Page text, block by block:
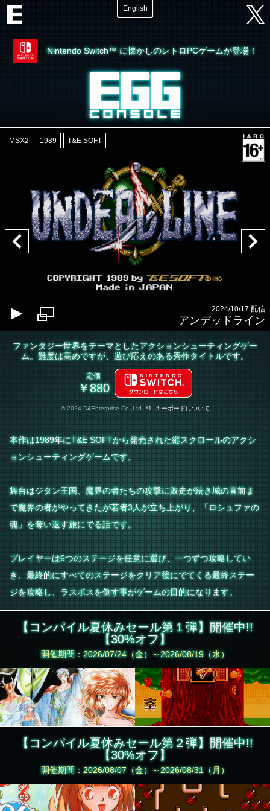
English
Nintendo Switch™ に懐かしのレトロPCゲームが登場！
MSX2 1989 T&E SOFT
2024/10/17 配信
アンデッドライン
ファンタジー世界をテーマとしたアクションシューティングゲー
ム。難度は高めですが、遊び応えのある秀作タイトルです。
定価
￥880
© 2024 D4Enterprise Co.,Ltd. *1. キーボードについて
本作は1989年にT&E SOFTから発売された縦スクロールのアクシ
ョンシューティングゲームです。
舞台はジタン王国、魔界の者たちの攻撃に敗走が続き城の直前ま
で魔界の者がやってきたが若者3人が立ち上がり、「ロシュファの
魂」を奪い返す旅にでる話です。
プレイヤーは6つのステージを任意に選び、一つずつ攻略してい
き、最終的にすべてのステージをクリア後にでてくる最終ステー
ジを攻略し、ラスボスを倒す事がゲームの目的になります。
【コンパイル夏休みセール第１弾】開催中!!
【30%オフ】
開催期間：2026/07/24（金）～2026/08/19（水）
【コンパイル夏休みセール第２弾】開催中!!
【30%オフ】
開催期間：2026/08/07（金）～2026/08/31（月）